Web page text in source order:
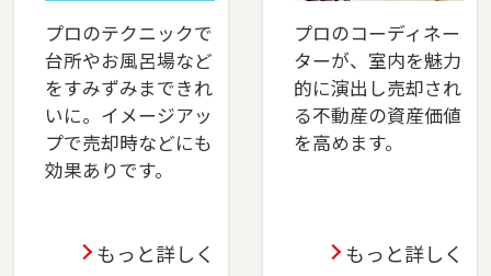
2023-12-21
川崎店を移転しました。川崎市（川崎区・幸
区）、横浜市（鶴見区・港北区）でお住まいの
ご売却、ご購入をご検討の方は、是非ご相談く
ださい。フリーダイアル（0120-194-845）より
2023-10-06
プロのテクニックで
台所やお風呂場など
をすみずみまできれ
いに。イメージアッ
プで売却時などにも
効果ありです。
もっと詳しく
プロのコーディネー
ターが、室内を魅力
的に演出し売却され
る不動産の資産価値
を高めます。
もっと詳しく